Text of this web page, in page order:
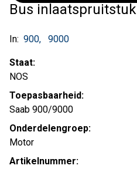
Bus inlaatspruitstuk
In: 900 9000
Staat:
NOS
Toepasbaarheid:
Saab 900/9000
Onderdelengroep:
Motor
Artikelnummer: